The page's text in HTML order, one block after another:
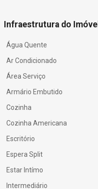
Infraestrutura do Imóvel
Água Quente
Ar Condicionado
Área Serviço
Armário Embutido
Cozinha
Cozinha Americana
Escritório
Espera Split
Estar Intímo
Intermediário